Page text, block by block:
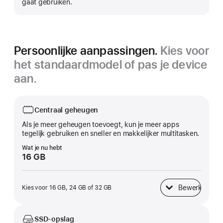
gaat gebruiken.
Persoonlijke aanpassingen. Kies voor
het standaardmodel of pas je device
aan.
Centraal geheugen
Als je meer geheugen toevoegt, kun je meer apps
tegelijk gebruiken en sneller en makkelijker multitasken.
Wat je nu hebt
16 GB
Kies voor 16 GB, 24 GB of 32 GB Bewerk
Centraal geheugen
SSD-opslag